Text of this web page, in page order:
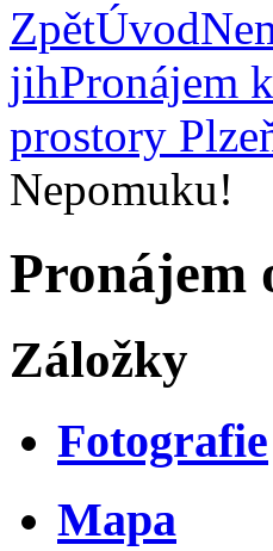
ZpětÚvod
jihPronájem
prostory
Nepomuku!
Pronájem
Záložky
Fotografie
Mapa